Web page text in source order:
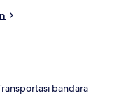
bandara